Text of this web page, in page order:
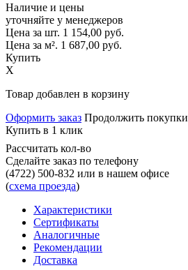
Наличие и цены
уточняйте у менеджеров
Цена за шт. 1 154,00 руб.
Цена за м². 1 687,00 руб.
Купить
X
Товар добавлен в корзину
Оформить заказ Продолжить покупки
Купить в 1 клик
Рассчитать кол-во
Сделайте заказ по телефону
(4722) 500-832 или в нашем офисе
(схема проезда)
Характеристики
Сертификаты
Аналогичные
Рекомендации
Доставка